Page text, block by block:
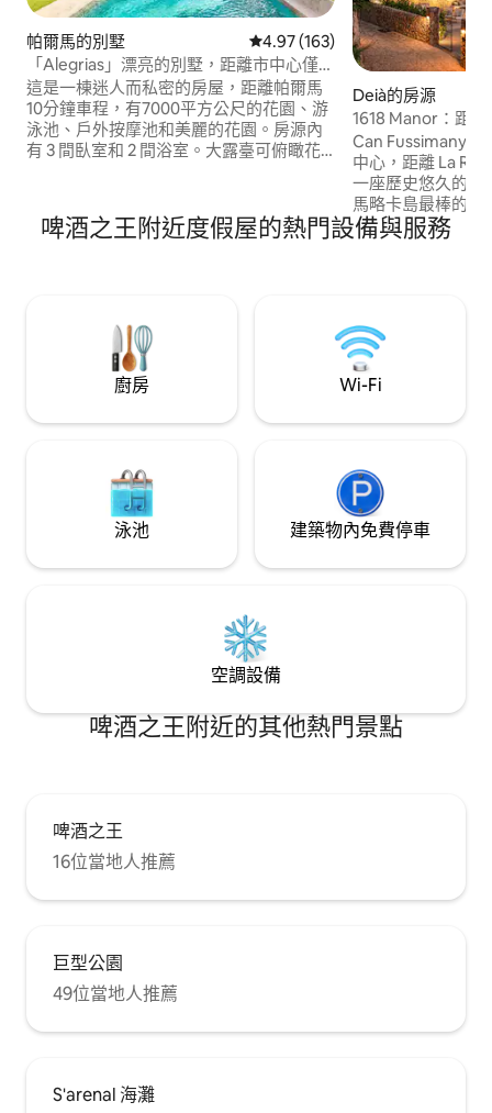
帕爾馬的別墅 從 163 則評價中獲得 4.97 的平
4.97 (163)
「Alegrias」漂亮的別墅，距離市中心僅7
公裏
這是一棟迷人而私密的房屋，距離帕爾馬
10分鐘車程，有7000平方公尺的花園、游
泳池、戶外按摩池和美麗的花園。房源內
有 3 間臥室和 2 間浴室。大露臺可俯瞰花
和海灘 7 公里的安靜區域。距離超市 1 公
里。非常適合休息、島上遊覽、騎自行車
Deià的房源
1618 Manor：距
只有幾步之遙
Can Fussimany
中心，距離 La
一座歷史悠久的莊
馬略卡島最棒的
榨機和私人禮拜堂
山谷景觀、私人泳
啤酒之王附近度假屋的熱門設備與服務
廚房 Wi-Fi
泳池 建築物內免費停車
空調設備
啤酒之王附近的其他熱門景點
啤酒之王
16位當地人推薦
巨型公園
49位當地人推薦
S'arenal 海灘